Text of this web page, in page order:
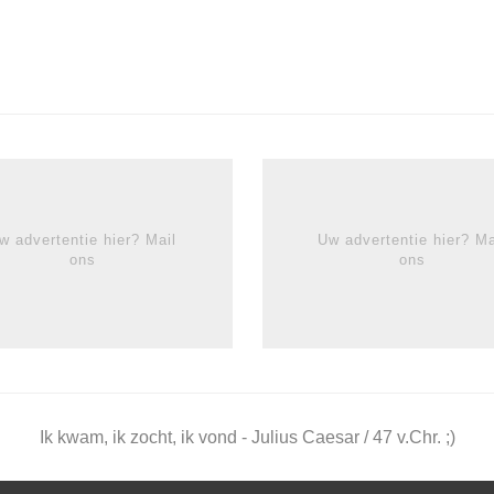
advertentie hier? Mail
ons
Uw advertentie hier?
ons
Ik kwam, ik zocht, ik vond - Julius Caesar / 47 v.Chr. ;)